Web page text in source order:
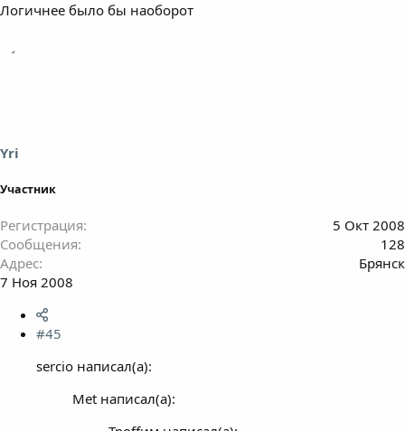
Логичнее было бы наоборот
Yri
Участник
Регистрация
5 Окт 2008
Сообщения
128
Адрес
Брянск
7 Ноя 2008
#45
sercio написал(а):
Met написал(а):